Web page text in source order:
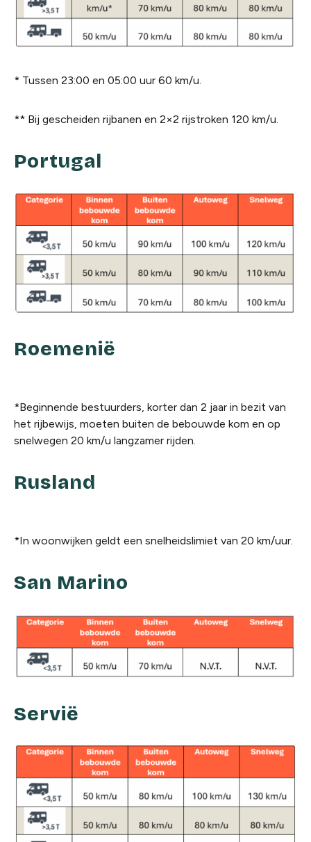
* Tussen 23:00 en 05:00 uur 60 km/u.
** Bij gescheiden rijbanen en 2×2 rijstroken 120 km/u.
Portugal
Roemenië
*Beginnende bestuurders, korter dan 2 jaar in bezit van
het rijbewijs, moeten buiten de bebouwde kom en op
snelwegen 20 km/u langzamer rijden.
Rusland
*In woonwijken geldt een snelheidslimiet van 20 km/uur.
San Marino
Servië